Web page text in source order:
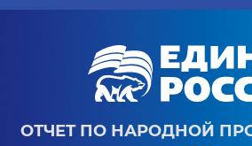
ОТЧЕТ ПО НАРОДНОЙ